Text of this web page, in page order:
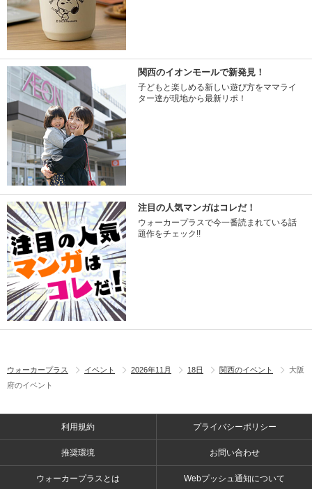
関西のイオンモールで新発見！
子どもと楽しめる新しい遊び方をママライ
ター達が現地から最新リポ！
注目の人気マンガはコレだ！
ウォーカープラスで今一番読まれている話
題作をチェック!!
ウォーカープラス イベント 2026年11月 18日 関西のイベント
大阪
府のイベント
利用規約 プライバシーポリシー
推奨環境 お問い合わせ
ウォーカープラスとは Webプッシュ通知について